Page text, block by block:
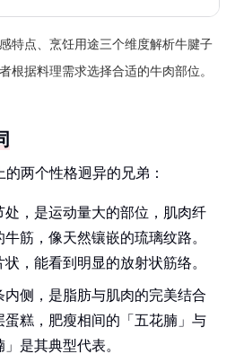
特点、烹饪用途三个维度解析牛腱子
根据料理需求选择合适的牛肉部位。
两个性格迥异的兄弟：
处，是运动量大的部位，肌肉纤
筋，像天然镶嵌的琉璃纹路。
，能看到明显的放射状筋络。
内侧，是脂肪与肌肉的完美结合
糕，肥瘦相间的「五花腩」与
是其典型代表。